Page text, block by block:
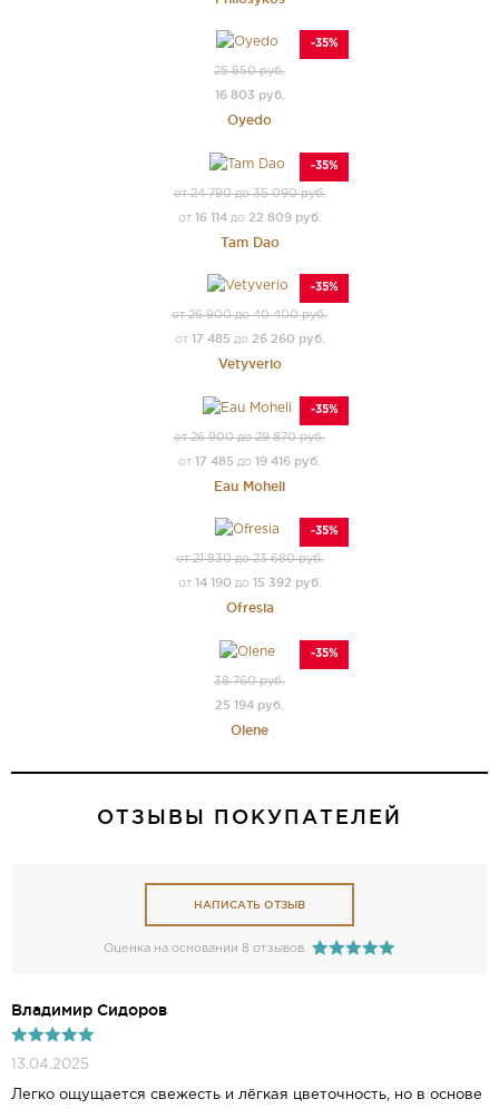
-35%
25 850 руб.
16 803 руб.
Oyedo
-35%
от 24 790 до 35 090 руб.
от 16 114до 22 809 руб.
Tam Dao
-35%
от 26 900 до 40 400 руб.
от 17 485 до 26 260 руб.
Vetyverio
-35%
от 26 900 до 29 870 руб.
от 17 485 до 19 416 руб.
Eau Moheli
-35%
от 21 830 до 23 680 руб.
от 14 190 до 15 392 руб.
Ofresia
-35%
38 760 руб.
25 194 руб.
Olene
ОТЗЫВЫ ПОКУПАТЕЛЕЙ
НАПИСАТЬ ОТЗЫВ
Оценка на основании 8 отзывов
Владимир Сидоров
13.04.2025
Легко ощущается свежесть и лёгкая цветочность, но в основе